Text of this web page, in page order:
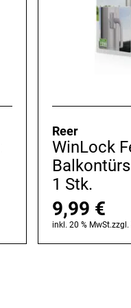
Reer
WinLock
1 Stk.
9,99 €
inkl. 20 % MwSt.zzgl.